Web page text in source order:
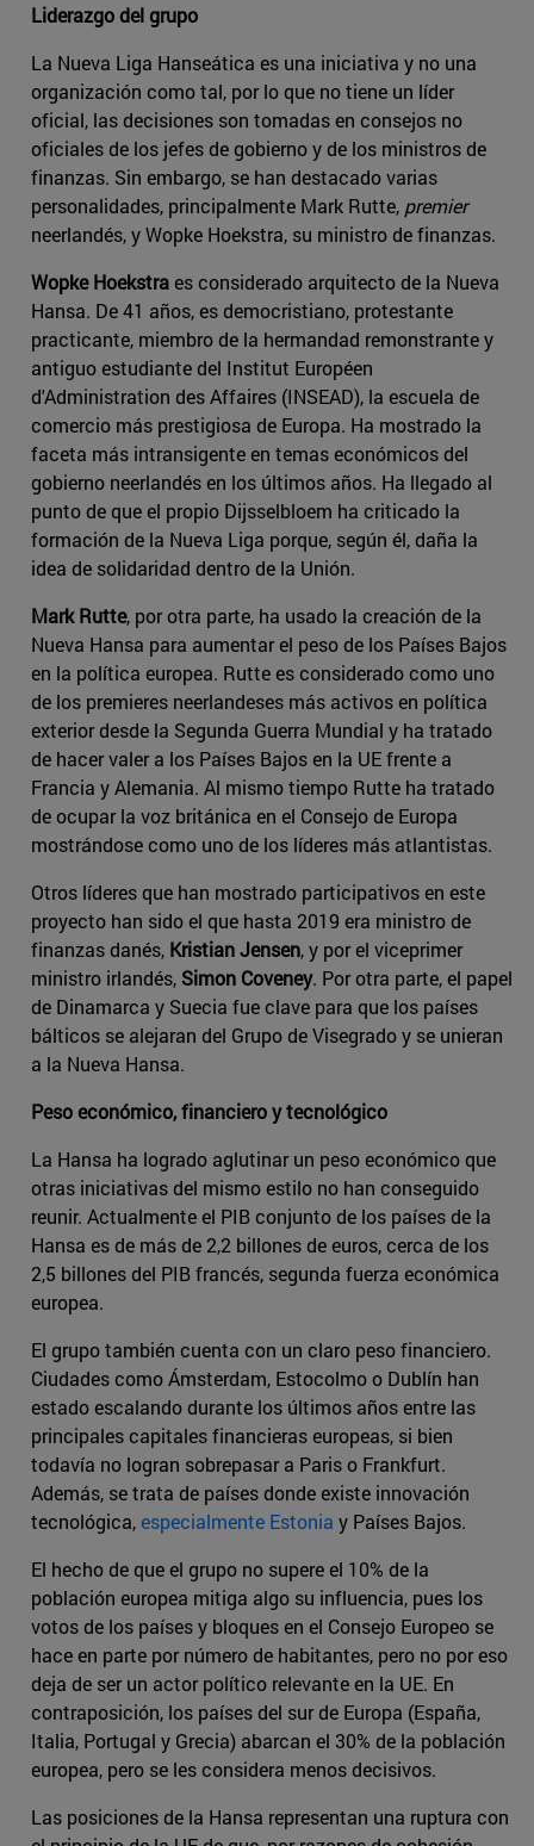
Liderazgo del grupo
La Nueva Liga Hanseática es una iniciativa y no una
organización como tal, por lo que no tiene un líder
oficial, las decisiones son tomadas en consejos no
oficiales de los jefes de gobierno y de los ministros de
finanzas. Sin embargo, se han destacado varias
personalidades, principalmente Mark Rutte, premier
neerlandés, y Wopke Hoekstra, su ministro de finanzas.
Wopke Hoekstraes considerado arquitecto de la Nueva
Hansa. De 41 años, es democristiano, protestante
practicante, miembro de la hermandad remonstrante y
antiguo estudiante del Institut Européen
d'Administration des Affaires (INSEAD), la escuela de
comercio más prestigiosa de Europa. Ha mostrado la
faceta más intransigente en temas económicos del
gobierno neerlandés en los últimos años. Ha llegado al
punto de que el propio Dijsselbloem ha criticado la
formación de la Nueva Liga porque, según él, daña la
idea de solidaridad dentro de la Unión.
Mark Rutte, por otra parte, ha usado la creación de la
Nueva Hansa para aumentar el peso de los Países Bajos
en la política europea. Rutte es considerado como uno
de los premieres neerlandeses más activos en política
exterior desde la Segunda Guerra Mundial y ha tratado
de hacer valer a los Países Bajos en la UE frente a
Francia y Alemania. Al mismo tiempo Rutte ha tratado
de ocupar la voz británica en el Consejo de Europa
mostrándose como uno de los líderes más atlantistas.
Otros líderes que han mostrado participativos en este
proyecto han sido el que hasta 2019 era ministro de
finanzas danés, Kristian Jensen, y por el viceprimer
ministro irlandés, Simon Coveney. Por otra parte, el papel
de Dinamarca y Suecia fue clave para que los países
bálticos se alejaran del Grupo de Visegrado y se unieran
a la Nueva Hansa.
Peso económico, financiero y tecnológico
La Hansa ha logrado aglutinar un peso económico que
otras iniciativas del mismo estilo no han conseguido
reunir. Actualmente el PIB conjunto de los países de la
Hansa es de más de 2,2 billones de euros, cerca de los
2,5 billones del PIB francés, segunda fuerza económica
europea.
El grupo también cuenta con un claro peso financiero.
Ciudades como Ámsterdam, Estocolmo o Dublín han
estado escalando durante los últimos años entre las
principales capitales financieras europeas, si bien
todavía no logran sobrepasar a Paris o Frankfurt.
Además, se trata de países donde existe innovación
tecnológica,especialmente Estonia y Países Bajos.
El hecho de que el grupo no supere el 10% de la
población europea mitiga algo su influencia, pues los
votos de los países y bloques en el Consejo Europeo se
hace en parte por número de habitantes, pero no por eso
deja de ser un actor político relevante en la UE. En
contraposición, los países del sur de Europa (España,
Italia, Portugal y Grecia) abarcan el 30% de la población
europea, pero se les considera menos decisivos.
Las posiciones de la Hansa representan una ruptura con